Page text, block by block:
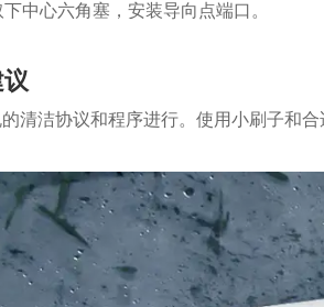
下中心六角塞，安装导向点端口。
清洁协议和程序进行。使用小刷子和